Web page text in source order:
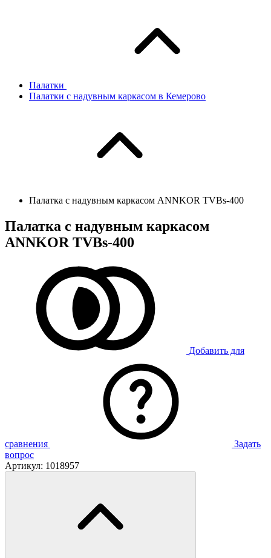
Палатки
Палатки с надувным каркасом в Кемерово
Палатка с надувным каркасом ANNKOR TVBs-400
Палатка с надувным каркасом
ANNKOR TVBs-400
Добавить для
сравнения
Задать
вопрос
Артикул: 1018957